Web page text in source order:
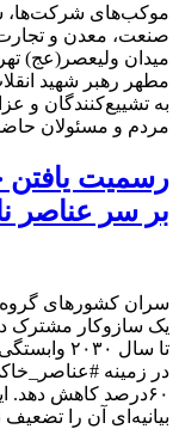
موکب‌های شرکت‌ها،
صنعت، معدن و تجارت
میدان ولیعصر(عج)
مطهر رهبر شهید
به تشییع‌کنندگان و
مردم و مسئولان
بر سر عناصر
یک سازوکار مشترک
تا سال
در زمینه
۶۰درصد کاهش دهد.
بیانیه‌ای آن ‌را